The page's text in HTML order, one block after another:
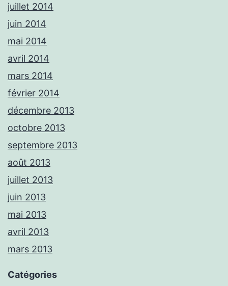
juillet 2014
juin 2014
mai 2014
avril 2014
mars 2014
février 2014
décembre 2013
octobre 2013
septembre 2013
août 2013
juillet 2013
juin 2013
mai 2013
avril 2013
mars 2013
Catégories